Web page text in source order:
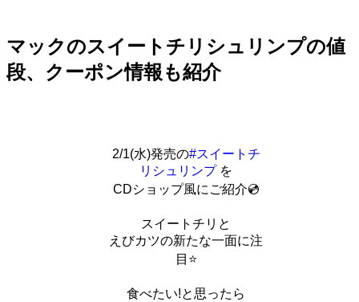
マックのスイートチリシュリンプの値
段、クーポン情報も紹介
2/1(水)発売の#スイートチ
リシュリンプを
CDショップ風にご紹介💿
スイートチリと
えびカツの新たな一面に注
目⭐️
食べたい!と思ったら